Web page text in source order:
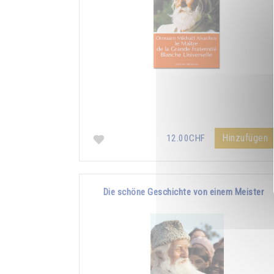
12.00CHF Hinzufügen
Die schöne Geschichte von einem Meister